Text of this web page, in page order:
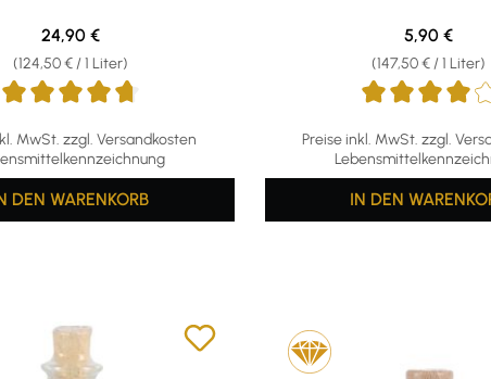
MwSt. zzgl. Versandkosten
(124,50 € / 1 Liter)
Regulärer Preis:
24,90 €
DEN WARENKORB
Preise inkl. MwSt. zzgl.
(147,50 € / 1 Liter)
Regulärer
5,90 €
IN DEN